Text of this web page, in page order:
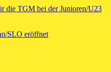
die TGM bei der Junioren/U23
SLO eröffnet